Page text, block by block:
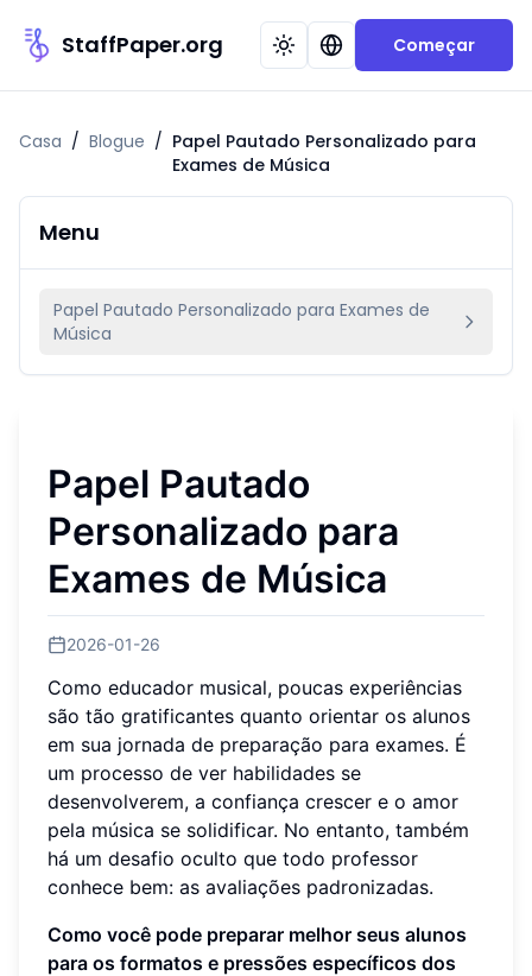
StaffPaper.org Começar
Casa / Blogue / Papel Pautado Personalizado para
Exames de Música
Menu
Papel Pautado Personalizado para Exames de
Música
Papel Pautado
Personalizado para
Exames de Música
2026-01-26
Como educador musical, poucas experiências
são tão gratificantes quanto orientar os alunos
em sua jornada de preparação para exames. É
um processo de ver habilidades se
desenvolverem, a confiança crescer e o amor
pela música se solidificar. No entanto, também
há um desafio oculto que todo professor
conhece bem: as avaliações padronizadas.
Como você pode preparar melhor seus alunos
para os formatos e pressões específicos dos